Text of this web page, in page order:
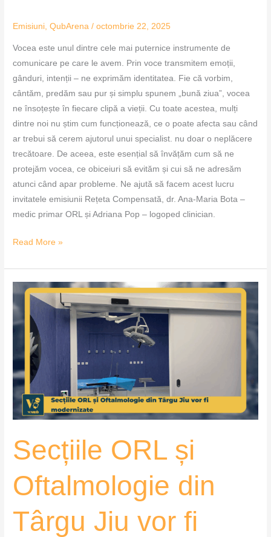
Emisiuni,QubArena /octombrie 22, 2025
Vocea este unul dintre cele mai puternice instrumente de
comunicare pe care le avem. Prin voce transmitem emoții,
gânduri, intenții – ne exprimăm identitatea. Fie că vorbim,
cântăm, predăm sau pur și simplu spunem „bună ziua”, vocea
ne însoțește în fiecare clipă a vieții. Cu toate acestea, mulți
dintre noi nu știm cum funcționează, ce o poate afecta sau când
ar trebui să cerem ajutorul unui specialist. nu doar o neplăcere
trecătoare. De aceea, este esențial să învățăm cum să ne
protejăm vocea, ce obiceiuri să evităm și cui să ne adresăm
atunci când apar probleme. Ne ajută să facem acest lucru
invitatele emisiunii Rețeta Compensată, dr. Ana-Maria Bota –
medic primar ORL și Adriana Pop – logoped clinician.
Read More »
Secțiile ORL și
Oftalmologie din
Târgu Jiu vor fi
Secțiile
ORL
Oftalmologie
Târgu
Jiu
vor
fi
–
VoxQub